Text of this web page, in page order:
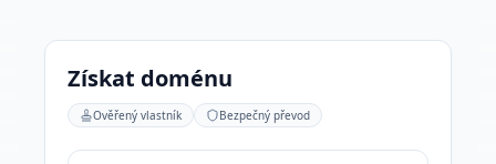
Získat doménu
Ověřený vlastník Bezpečný převod